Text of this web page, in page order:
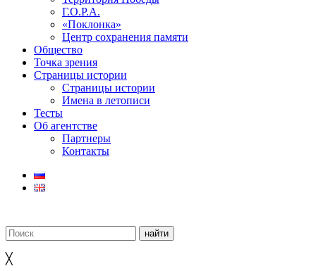
Г.О.Р.А.
«Поклонка»
Центр сохранения памяти
Общество
Точка зрения
Страницы истории
Страницы истории
Имена в летописи
Тесты
Об агентстве
Партнеры
Контакты
╳